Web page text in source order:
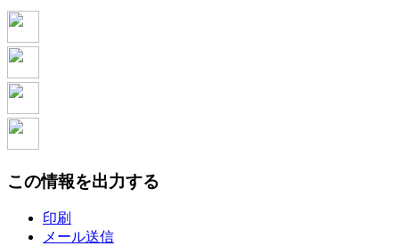
この情報を出力する
印刷
メール送信